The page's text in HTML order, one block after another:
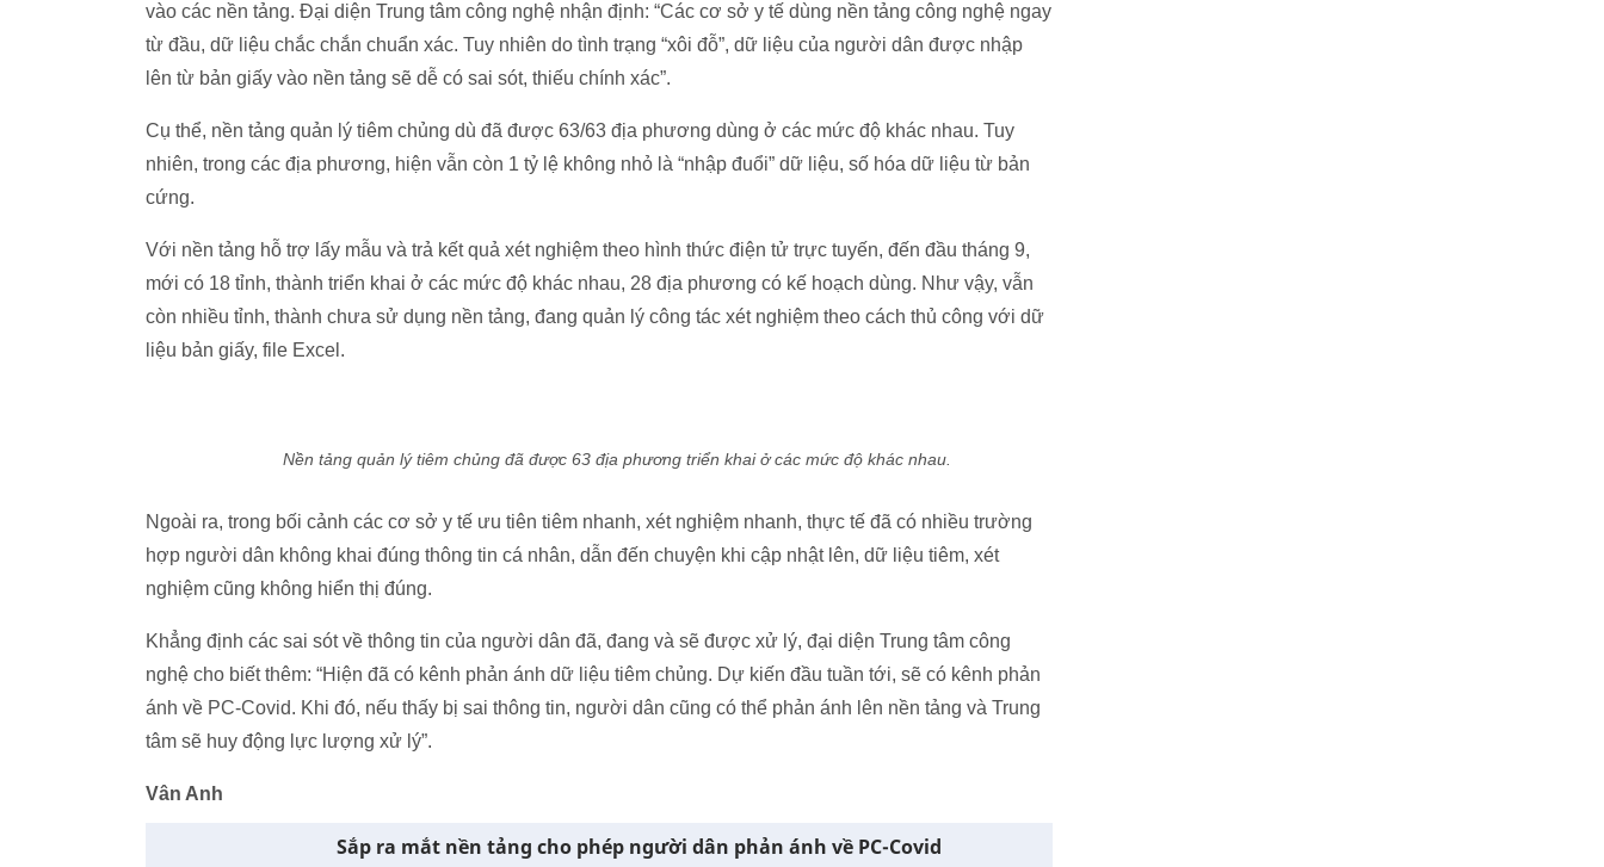
vào các nền tảng. Đại diện Trung tâm công nghệ nhận định: “Các cơ sở y tế dùng nền tảng công nghệ ngay
từ đầu, dữ liệu chắc chắn chuẩn xác. Tuy nhiên do tình trạng “xôi đỗ”, dữ liệu của người dân được nhập
lên từ bản giấy vào nền tảng sẽ dễ có sai sót, thiếu chính xác”.
Cụ thể, nền tảng quản lý tiêm chủng dù đã được 63/63 địa phương dùng ở các mức độ khác nhau. Tuy
nhiên, trong các địa phương, hiện vẫn còn 1 tỷ lệ không nhỏ là “nhập đuổi” dữ liệu, số hóa dữ liệu từ bản
cứng.
Với nền tảng hỗ trợ lấy mẫu và trả kết quả xét nghiệm theo hình thức điện tử trực tuyến, đến đầu tháng 9,
mới có 18 tỉnh, thành triển khai ở các mức độ khác nhau, 28 địa phương có kế hoạch dùng. Như vậy, vẫn
còn nhiều tỉnh, thành chưa sử dụng nền tảng, đang quản lý công tác xét nghiệm theo cách thủ công với dữ
liệu bản giấy, file Excel.
Nền tảng quản lý tiêm chủng đã được 63 địa phương triển khai ở các mức độ khác nhau.
Ngoài ra, trong bối cảnh các cơ sở y tế ưu tiên tiêm nhanh, xét nghiệm nhanh, thực tế đã có nhiều trường
hợp người dân không khai đúng thông tin cá nhân, dẫn đến chuyện khi cập nhật lên, dữ liệu tiêm, xét
nghiệm cũng không hiển thị đúng.
Khẳng định các sai sót về thông tin của người dân đã, đang và sẽ được xử lý, đại diện Trung tâm công
nghệ cho biết thêm: “Hiện đã có kênh phản ánh dữ liệu tiêm chủng. Dự kiến đầu tuần tới, sẽ có kênh phản
ánh về PC-Covid. Khi đó, nếu thấy bị sai thông tin, người dân cũng có thể phản ánh lên nền tảng và Trung
tâm sẽ huy động lực lượng xử lý”.
Vân Anh
Sắp ra mắt nền tảng cho phép người dân phản ánh về PC-Covid